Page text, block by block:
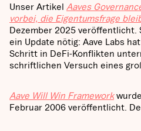
Unser Artikel Aaves
vorbei, die Eigentumsfrage
Dezember 2025 veröffentlicht.
ein Update nötig: Aave Labs
Schritt in DeFi-Konflikten
schriftlichen Versuch eines
Aave Will Win Frameworkwurde
Februar 2006 veröffentlicht.